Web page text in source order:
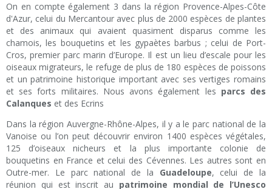
On en compte également 3 dans la région Provence-Alpes-Côte
d'Azur, celui du Mercantour avec plus de 2000 espèces de plantes
et des animaux qui avaient quasiment disparus comme les
chamois, les bouquetins et les gypaètes barbus ; celui de Port-
Cros, premier parc marin d’Europe. Il est un lieu d’escale pour les
oiseaux migrateurs, le refuge de plus de 180 espèces de poissons
et un patrimoine historique important avec ses vertiges romains
et ses forts militaires. Nous avons également les parcs des
Calanques et des Ecrins
Dans la région Auvergne-Rhône-Alpes, il y a le parc national de la
Vanoise ou l’on peut découvrir environ 1400 espèces végétales,
125 d’oiseaux nicheurs et la plus importante colonie de
bouquetins en France et celui des Cévennes. Les autres sont en
Outre-mer. Le parc national de la Guadeloupe, celui de la
réunion qui est inscrit au patrimoine mondial de l’Unesco